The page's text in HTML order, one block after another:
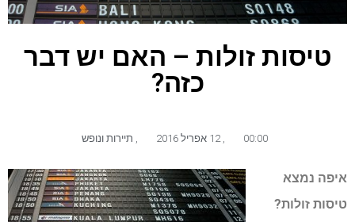
טיסות זולות – האם יש דבר
כזה?
00:00 12 אפריל 2016 תיירות ונופש
איפה נמצא
טיסות זולות?